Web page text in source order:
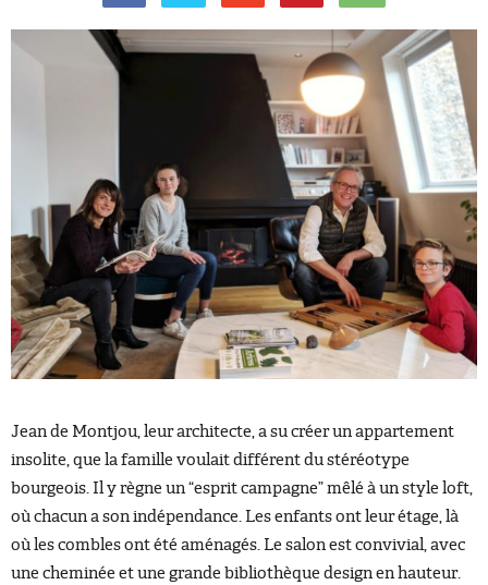
Jean de Montjou, leur architecte, a su créer un appartement
insolite, que la famille voulait différent du stéréotype
bourgeois. Il y règne un “esprit campagne” mêlé à un style loft,
où chacun a son indépendance. Les enfants ont leur étage, là
où les combles ont été aménagés. Le salon est convivial, avec
une cheminée et une grande bibliothèque design en hauteur.